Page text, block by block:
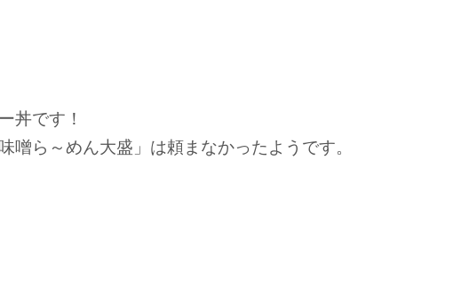
丼です！
噌ら～めん大盛」は頼まなかったようです。